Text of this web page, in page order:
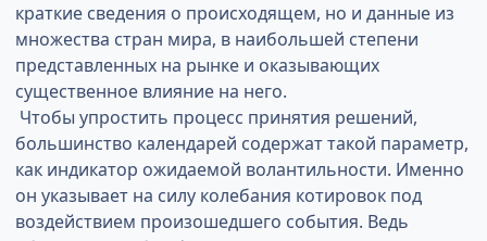
краткие сведения о происходящем, но и данные из
множества стран мира, в наибольшей степени
представленных на рынке и оказывающих
существенное влияние на него.
Чтобы упростить процесс принятия решений,
большинство календарей содержат такой параметр,
как индикатор ожидаемой волантильности. Именно
он указывает на силу колебания котировок под
воздействием произошедшего события. Ведь